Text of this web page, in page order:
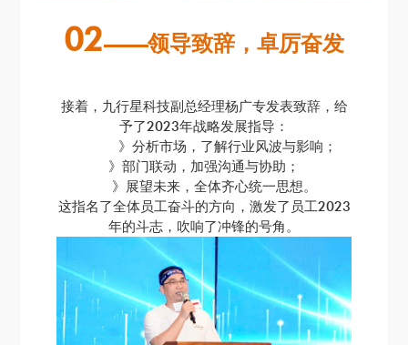
02——领导致辞，卓厉奋发
接着，九行星科技副总经理杨广专发表致辞，给
予了2023年战略发展指导：
》 分析市场，了解行业风波与影响；
》 部门联动，加强沟通与协助；
》 展望未来，全体齐心统一思想。
这指名了全体员工奋斗的方向，激发了员工2023
年的斗志，吹响了冲锋的号角。